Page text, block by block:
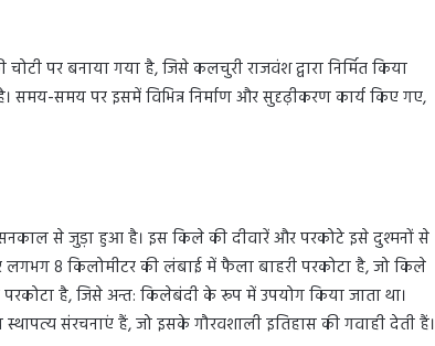
पर बनाया गया है, जिसे कलचुरी राजवंश द्वारा निर्मित किया
समय-समय पर इसमें विभिन्न निर्माण और सुदृढ़ीकरण कार्य किए गए,
से जुड़ा हुआ है। इस किले की दीवारें और परकोटे इसे दुश्मनों से
8 किलोमीटर की लंबाई में फैला बाहरी परकोटा है, जो किले
है, जिसे अन्त: किलेबंदी के रूप में उपयोग किया जाता था।
संरचनाएं हैं, जो इसके गौरवशाली इतिहास की गवाही देती हैं।